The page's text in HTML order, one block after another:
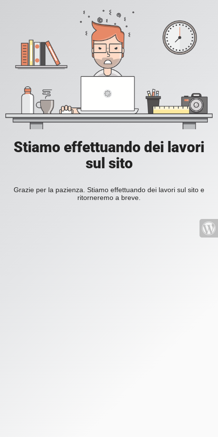
Stiamo effettuando dei lavori
sul sito
Grazie per la pazienza. Stiamo effettuando dei lavori sul sito e
ritorneremo a breve.